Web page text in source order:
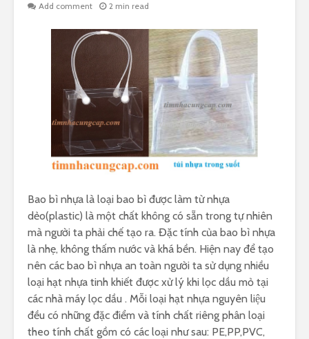
Add comment
2 min read
Bao bì nhựa là loại bao bì được làm từ nhựa
dẻo(plastic) là một chất không có sẵn trong tự nhiên
mà người ta phải chế tạo ra. Đặc tính của bao bì nhựa
là nhẹ, không thấm nước và khá bền. Hiện nay để tạo
nên các bao bì nhựa an toàn người ta sử dụng nhiều
loại hạt nhựa tinh khiết được xử lý khi lọc dầu mỏ tại
các nhà máy lọc dầu . Mỗi loại hạt nhựa nguyên liệu
đều có những đặc điểm và tính chất riêng phân loại
theo tính chất gồm có các loại như sau: PE,PP,PVC,